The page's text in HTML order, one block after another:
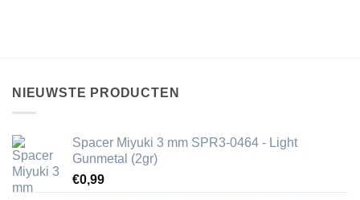
NIEUWSTE PRODUCTEN
Spacer Miyuki 3 mm SPR3-0464 - Light
Gunmetal (2gr)
€0,99